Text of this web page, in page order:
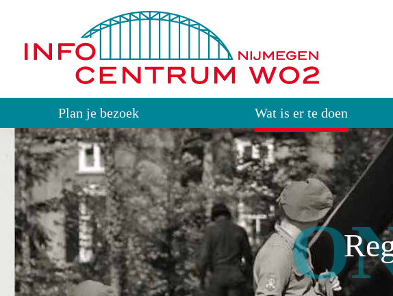
Plan je bezoek Wat is er te doen